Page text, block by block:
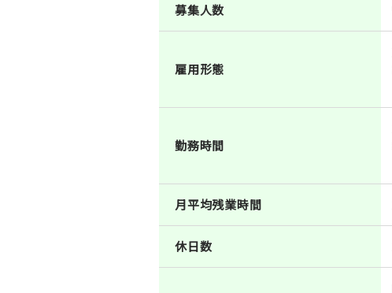
募集人数
雇用形態
勤務時間
月平均残業時間
休日数